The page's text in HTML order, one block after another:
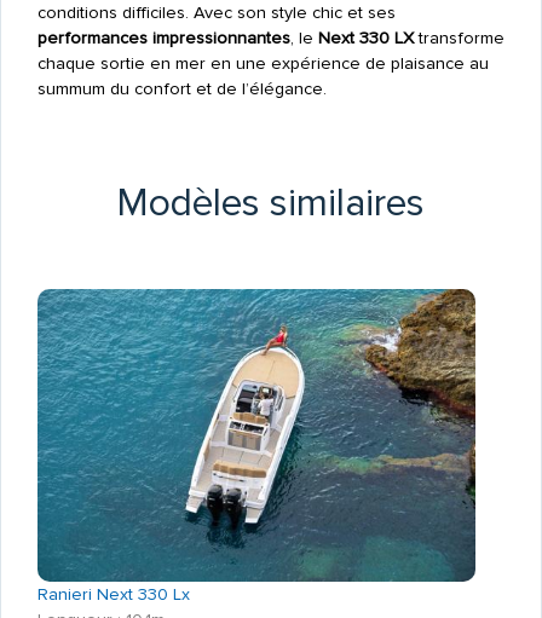
conditions difficiles. Avec son style chic et ses
performances impressionnantes, le Next 330 LXtransforme
chaque sortie en mer en une expérience de plaisance au
summum du confort et de l’élégance.
Modèles similaires
Ranieri Next 330 Lx